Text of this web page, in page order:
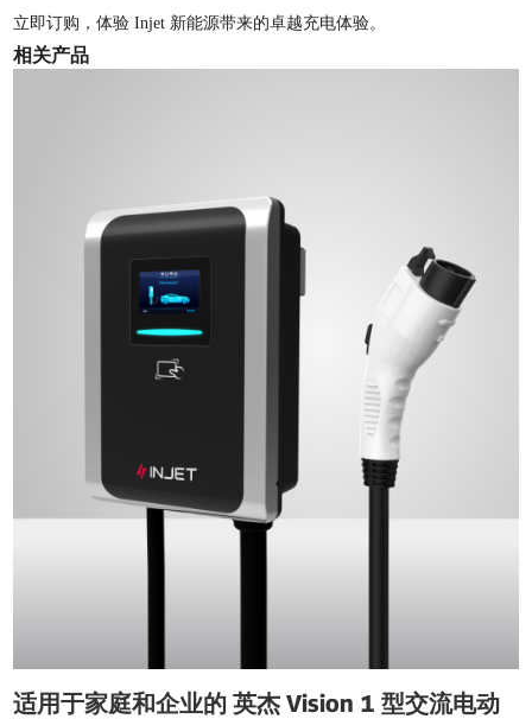
立即订购，体验 Injet 新能源带来的卓越充电体验。
相关产品
适用于家庭和企业的 英杰 Vision 1 型交流电动